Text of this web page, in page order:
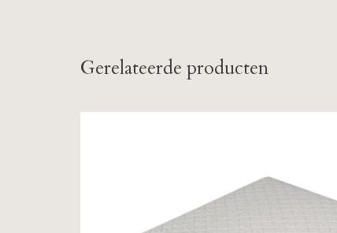
Gerelateerde producten